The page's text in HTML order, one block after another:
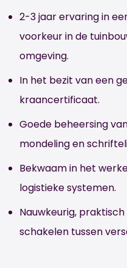
2-3 jaar ervaring in
voorkeur in de
omgeving.
In het bezit van een
kraancertificaat.
Goede beheersing
mondeling en
Bekwaam in het
logistieke systemen.
Nauwkeurig,
schakelen tussen